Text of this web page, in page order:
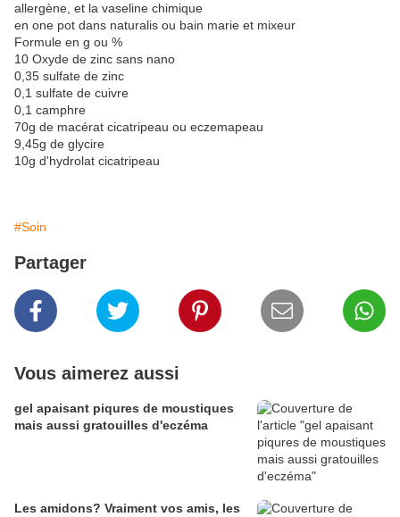
allergène, et la vaseline chimique
en one pot dans naturalis ou bain marie et mixeur
Formule en g ou %
10 Oxyde de zinc sans nano
0,35 sulfate de zinc
0,1 sulfate de cuivre
0,1 camphre
70g de macérat cicatripeau ou eczemapeau
9,45g de glycire
10g d'hydrolat cicatripeau
#Soin
Partager
Vous aimerez aussi
gel apaisant piqures de moustiques
mais aussi gratouilles d'eczéma
Les amidons? Vraiment vos amis, les